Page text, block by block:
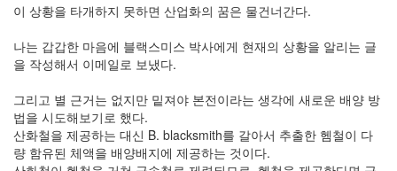
이 상황을 타개하지 못하면 산업화의 꿈은 물건너간다.
나는 갑갑한 마음에 블랙스미스 박사에게 현재의 상황을 알리는 글
을 작성해서 이메일로 보냈다.
그리고 별 근거는 없지만 밑져야 본전이라는 생각에 새로운 배양 방
법을 시도해보기로 했다.
산화철을 제공하는 대신 B. blacksmith를 갈아서 추출한 헴철이 다
량 함유된 체액을 배양배지에 제공하는 것이다.